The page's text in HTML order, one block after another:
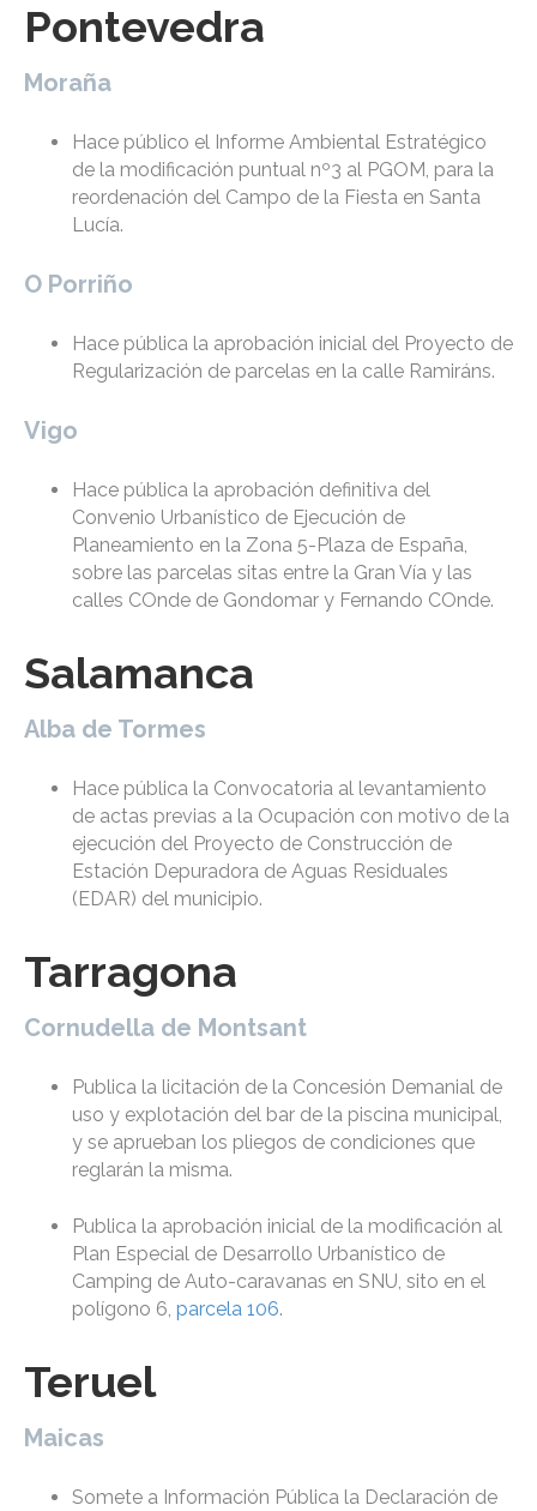
Pontevedra
Moraña
Hace público el Informe Ambiental Estratégico
de la modificación puntual nº3 al PGOM, para la
reordenación del Campo de la Fiesta en Santa
Lucía.
O Porriño
Hace pública la aprobación inicial del Proyecto de
Regularización de parcelas en la calle Ramiráns.
Vigo
Hace pública la aprobación definitiva del
Convenio Urbanístico de Ejecución de
Planeamiento en la Zona 5-Plaza de España,
sobre las parcelas sitas entre la Gran Vía y las
calles COnde de Gondomar y Fernando COnde.
Salamanca
Alba de Tormes
Hace pública la Convocatoria al levantamiento
de actas previas a la Ocupación con motivo de la
ejecución del Proyecto de Construcción de
Estación Depuradora de Aguas Residuales
(EDAR) del municipio.
Tarragona
Cornudella de Montsant
Publica la licitación de la Concesión Demanial de
uso y explotación del bar de la piscina municipal,
y se aprueban los pliegos de condiciones que
reglarán la misma.
Publica la aprobación inicial de la modificación al
Plan Especial de Desarrollo Urbanístico de
Camping de Auto-caravanas en SNU, sito en el
polígono 6, parcela 106.
Teruel
Maicas
Somete a Información Pública la Declaración de